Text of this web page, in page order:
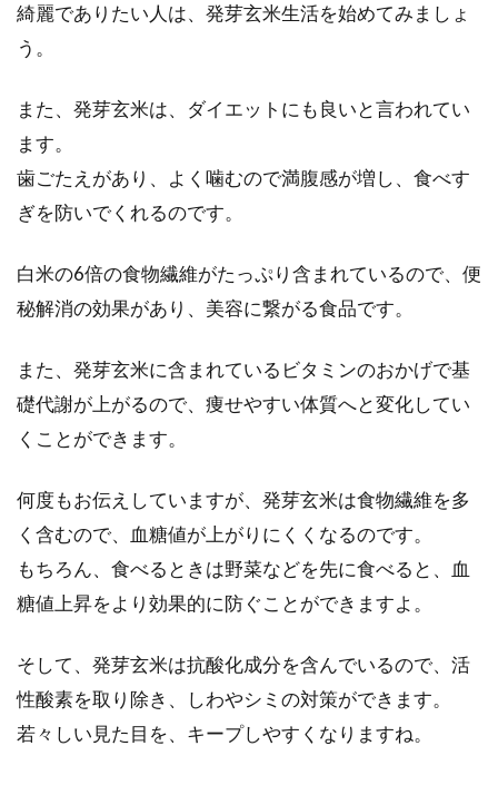
お肉を小分けにして、冷凍している方は多いの
綺麗でありたい人は、発芽玄米生活を始めてみましょ
う。
また、発芽玄米は、ダイエットにも良いと言われてい
ます。
歯ごたえがあり、よく噛むので満腹感が増し、食べす
ぎを防いでくれるのです。
白米の6倍の食物繊維がたっぷり含まれているので、便
秘解消の効果があり、美容に繋がる食品です。
また、発芽玄米に含まれているビタミンのおかげで基
礎代謝が上がるので、痩せやすい体質へと変化してい
くことができます。
何度もお伝えしていますが、発芽玄米は食物繊維を多
く含むので、血糖値が上がりにくくなるのです。
もちろん、食べるときは野菜などを先に食べると、血
糖値上昇をより効果的に防ぐことができますよ。
そして、発芽玄米は抗酸化成分を含んでいるので、活
性酸素を取り除き、しわやシミの対策ができます。
若々しい見た目を、キープしやすくなりますね。